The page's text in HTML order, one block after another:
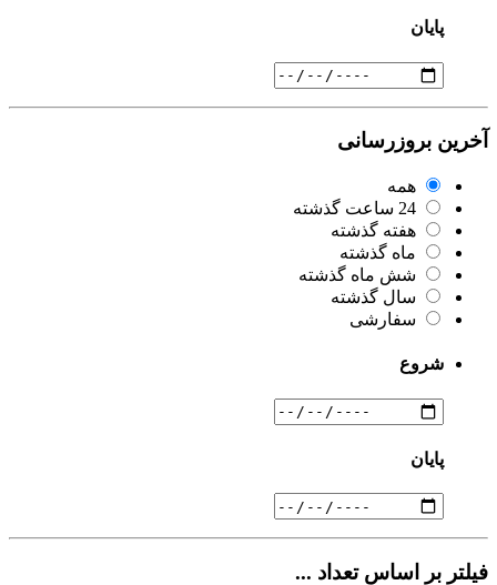
پایان
آخرین بروزرسانی
همه
24 ساعت گذشته
هفته گذشته
ماه گذشته
شش ماه گذشته
سال گذشته
سفارشی
شروع
پایان
فیلتر بر اساس تعداد ...